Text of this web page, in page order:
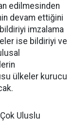
edilmesinden
devam ettiğini
imzalama
ise bildiriyi ve
ülkeler kurucu
Uluslu